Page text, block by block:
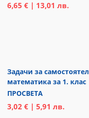
6,65 € | 13,01 лв.
Задачи за
математика за 1. клас
ПРОСВЕТА
3,02 € | 5,91 лв.